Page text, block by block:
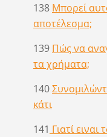
138 Μπορεί
αποτέλεσμα;
139 Πώς να
τα χρήματα;
140
κάτι
141 Γιατί